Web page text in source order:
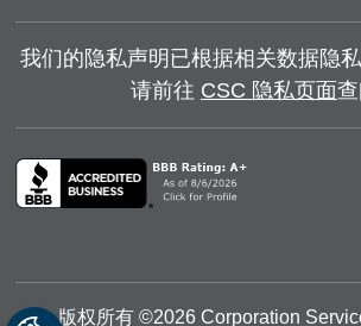
我们的隐私声明已根据相关数据隐
请前往 CSC 隐私页面查
版权所有 ©2026Corporation